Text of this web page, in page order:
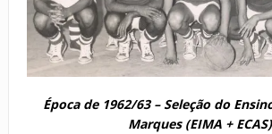
Época de 1962/63 – Seleção do
Marques (EIMA + ECAS)